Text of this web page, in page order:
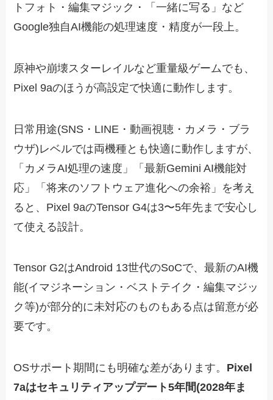
トフォト・編集マジック・「一緒に写る」など
Google独自AI機能の処理速度・精度が一段上。
原神や崩壊スターレイルなど重量級ゲームでも、
Pixel 9aのほうが高設定で快適に動作します。
日常用途(SNS・LINE・動画視聴・カメラ・ブラ
ウザ)レベルでは両機種とも快適に動作しますが、
「カメラAI処理の速度」「最新Gemini AI機能対
応」「将来のソフトウェア進化への余裕」を考え
ると、Pixel 9aのTensor G4は3〜5年先まで安心し
て使える設計。
Tensor G2はAndroid 13世代のSoCで、最新のAI機
能(イマジネーション・ベストテイク・編集マジッ
ク等)が部分的に未対応のものもある点は留意が必
要です。
OSサポート期間にも明確な差があります。 Pixel
7aはセキュリティアップデート5年間(2028年ま